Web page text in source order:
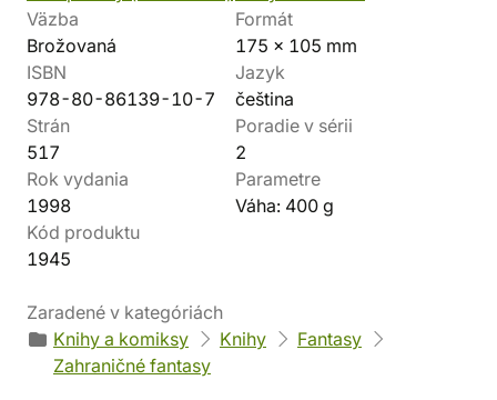
Väzba
Brožovaná
Formát
175 x 105 mm
ISBN
978-80-86139-10-7
Jazyk
čeština
Strán
517
Poradie v sérii
2
Rok vydania
1998
Parametre
Váha: 400 g
Kód produktu
1945
Zaradené v kategóriách
Knihy a komiksy
Knihy
Fantasy
Zahraničné fantasy